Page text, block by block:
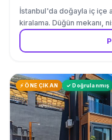
İstanbul'da doğayla iç içe
kiralama. Düğün mekanı,
olarak romantik bahçe,
seçenekleri sunuyoruz.
⚡ ÖNE ÇIKAN ✓ Doğrulanmış